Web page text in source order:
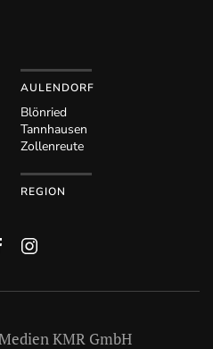
AULENDORF
Blönried
Tannhausen
Zollenreute
REGION
KMR GmbH